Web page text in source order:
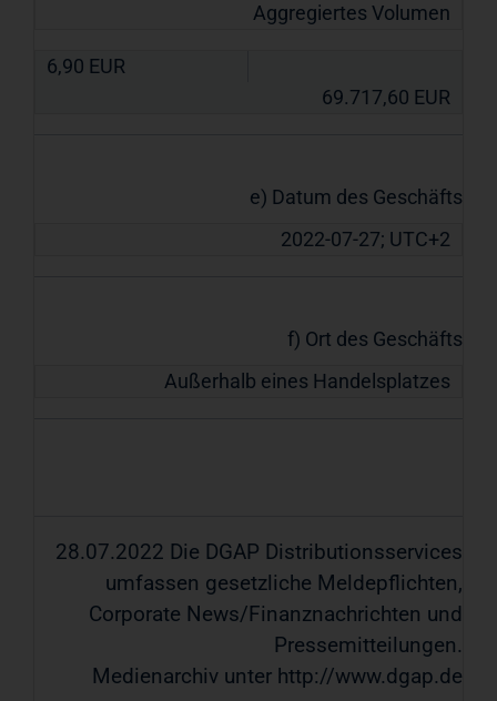
Aggregiertes Volumen
6,90 EUR
69.717,60 EUR
e) Datum des Geschäfts
2022-07-27; UTC+2
f) Ort des Geschäfts
Außerhalb eines Handelsplatzes
28.07.2022 Die DGAP Distributionsservices
umfassen gesetzliche Meldepflichten,
Corporate News/Finanznachrichten und
Pressemitteilungen.
Medienarchiv unter http://www.dgap.de